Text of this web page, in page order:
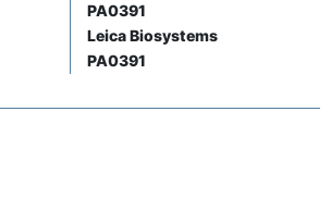
PA0391
Leica Biosystems
PA0391